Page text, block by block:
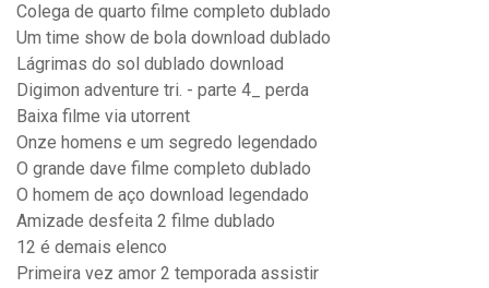
Colega de quarto filme completo dublado
Um time show de bola download dublado
Lágrimas do sol dublado download
Digimon adventure tri. - parte 4_ perda
Baixa filme via utorrent
Onze homens e um segredo legendado
O grande dave filme completo dublado
O homem de aço download legendado
Amizade desfeita 2 filme dublado
12 é demais elenco
Primeira vez amor 2 temporada assistir